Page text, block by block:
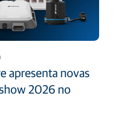
apresenta novas
2026 no